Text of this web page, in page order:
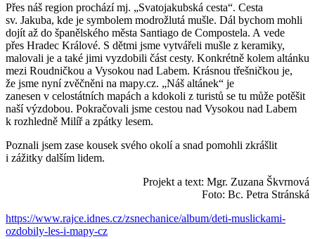
Přes náš region prochází mj. „Svatojakubská cesta“. Cesta
sv. Jakuba, kde je symbolem modrožlutá mušle. Dál bychom mohli
dojít až do španělského města Santiago de Compostela. A vede
přes Hradec Králové. S dětmi jsme vytvářeli mušle z keramiky,
malovali je a také jimi vyzdobili část cesty. Konkrétně kolem altánku
mezi Roudničkou a Vysokou nad Labem. Krásnou třešničkou je,
že jsme nyní zvěčněni na mapy.cz. „Náš altánek“ je
zanesen v celostátních mapách a kdokoli z turistů se tu může potěšit
naší výzdobou. Pokračovali jsme cestou nad Vysokou nad Labem
k rozhledně Milíř a zpátky lesem.
Poznali jsem zase kousek svého okolí a snad pomohli zkrášlit
i zážitky dalším lidem.
Projekt a text: Mgr. Zuzana Škvrnová
Foto: Bc. Petra Stránská
https://www.rajce.idnes.cz/zsnechanice/album/deti-muslickami-
ozdobily-les-i-mapy-cz